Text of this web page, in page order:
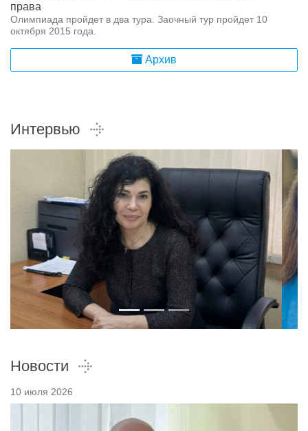
права
Олимпиада пройдет в два тура. Заочный тур пройдет 10
октября 2015 года.
Архив
Интервью
Новости
10 июля 2026